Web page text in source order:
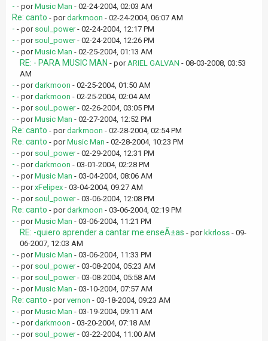
- - porMusic Man - 02-24-2004, 02:03 AM
Re: canto - pordarkmoon - 02-24-2004, 06:07 AM
- - por soul_power- 02-24-2004, 12:17 PM
- - por soul_power- 02-24-2004, 12:26 PM
- - porMusic Man - 02-25-2004, 01:13 AM
RE: - PARA MUSIC MAN - porARIEL GALVAN - 08-03-2008, 03:53
AM
- - pordarkmoon - 02-25-2004, 01:50 AM
- - pordarkmoon - 02-25-2004, 02:04 AM
- - por soul_power- 02-26-2004, 03:05 PM
- - porMusic Man - 02-27-2004, 12:52 PM
Re: canto - pordarkmoon - 02-28-2004, 02:54 PM
Re: canto - porMusic Man - 02-28-2004, 10:23 PM
- - por soul_power- 02-29-2004, 12:31 PM
- - pordarkmoon - 03-01-2004, 02:28 PM
- - porMusic Man - 03-04-2004, 08:06 AM
- - porxFelipex - 03-04-2004, 09:27 AM
- - por soul_power- 03-06-2004, 12:08 PM
Re: canto - pordarkmoon - 03-06-2004, 02:19 PM
- - porMusic Man - 03-06-2004, 11:21 PM
RE: -quiero aprender a cantar me enseÃ±as - por kkrloss - 09-
06-2007, 12:03 AM
- - porMusic Man - 03-06-2004, 11:33 PM
- - por soul_power- 03-08-2004, 05:23 AM
- - por soul_power- 03-08-2004, 05:58 AM
- - porMusic Man - 03-10-2004, 07:57 AM
Re: canto - porvernon - 03-18-2004, 09:23 AM
- - porMusic Man - 03-19-2004, 09:11 AM
- - pordarkmoon - 03-20-2004, 07:18 AM
- - por soul_power- 03-22-2004, 11:00 AM